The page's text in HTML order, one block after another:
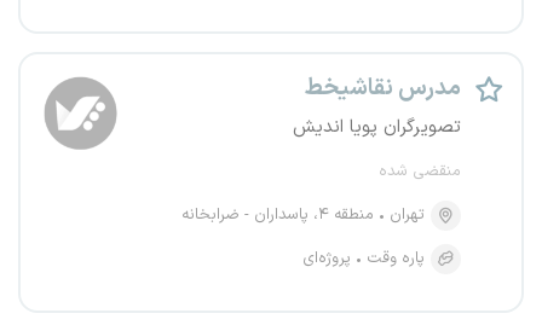
مدرس نقاشیخط
تصویرگران پویا اندیش
منقضی شده
تهران
منطقه ۴، پاسداران - ضرابخانه
پاره وقت
پروژه‌ای